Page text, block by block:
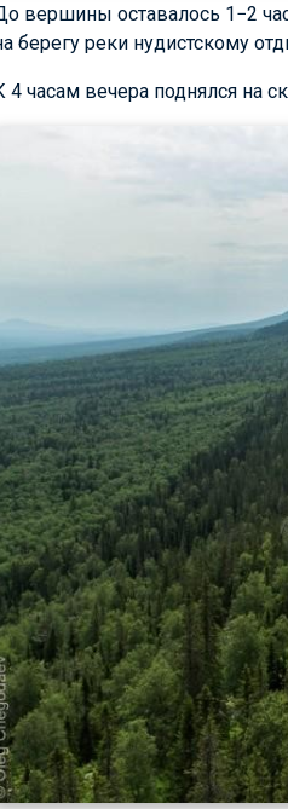
вершины оставалось 1−2
берегу реки нудистскому
4 часам вечера поднялся на